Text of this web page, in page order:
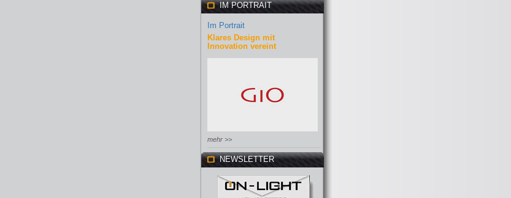
IM PORTRAIT
Im Portrait
Klares Design mit
Innovation vereint
mehr >>
NEWSLETTER